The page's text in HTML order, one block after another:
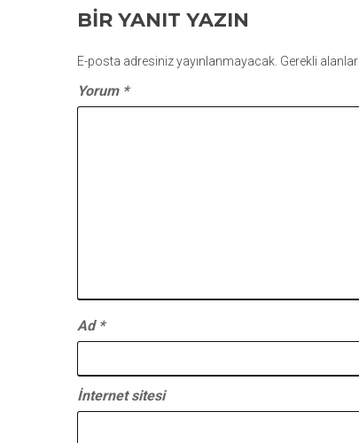
BIR YANIT YAZIN
E-posta adresiniz yayınlanmayacak. Gerekli alanlar
Yorum *
Ad *
İnternet sitesi